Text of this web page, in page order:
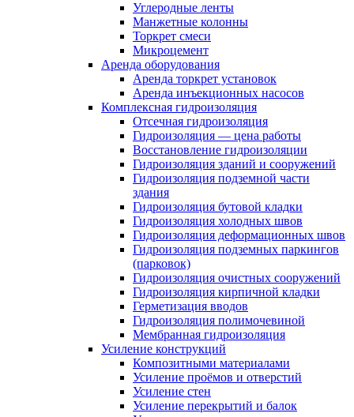
Углеродные ленты
Манжетные колонны
Торкрет смеси
Микроцемент
Аренда оборудования
Аренда торкрет установок
Аренда инъекционных насосов
Комплексная гидроизоляция
Отсечная гидроизоляция
Гидроизоляция — цена работы
Восстановление гидроизоляции
Гидроизоляция зданий и сооружений
Гидроизоляция подземной части
здания
Гидроизоляция бутовой кладки
Гидроизоляция холодных швов
Гидроизоляция деформационных швов
Гидроизоляция подземных паркингов
(парковок)
Гидроизоляция очистных сооружений
Гидроизоляция кирпичной кладки
Герметизация вводов
Гидроизоляция полимочевиной
Мембранная гидроизоляция
Усиление конструкций
Композитными материалами
Усиление проёмов и отверстий
Усиление стен
Усиление перекрытий и балок